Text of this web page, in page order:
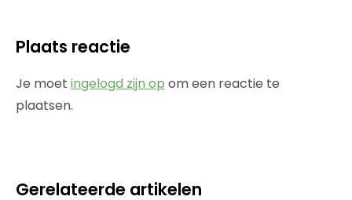
Plaats reactie
Je moet ingelogd zijn op om een reactie te
plaatsen.
Gerelateerde artikelen